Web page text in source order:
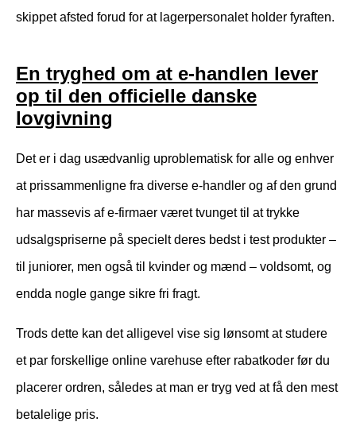
skippet afsted forud for at lagerpersonalet holder fyraften.
En tryghed om at e-handlen lever
op til den officielle danske
lovgivning
Det er i dag usædvanlig uproblematisk for alle og enhver
at prissammenligne fra diverse e-handler og af den grund
har massevis af e-firmaer været tvunget til at trykke
udsalgspriserne på specielt deres bedst i test produkter –
til juniorer, men også til kvinder og mænd – voldsomt, og
endda nogle gange sikre fri fragt.
Trods dette kan det alligevel vise sig lønsomt at studere
et par forskellige online varehuse efter rabatkoder før du
placerer ordren, således at man er tryg ved at få den mest
betalelige pris.